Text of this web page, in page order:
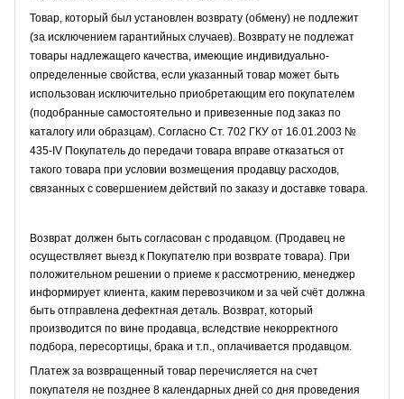
Товар, который был установлен возврату (обмену) не подлежит
(за исключением гарантийных случаев). Возврату не подлежат
товары надлежащего качества, имеющие индивидуально-
определенные свойства, если указанный товар может быть
использован исключительно приобретающим его покупателем
(подобранные самостоятельно и привезенные под заказ по
каталогу или образцам). Согласно Ст. 702 ГКУ от 16.01.2003 №
435-IV Покупатель до передачи товара вправе отказаться от
такого товара при условии возмещения продавцу расходов,
связанных с совершением действий по заказу и доставке товара.
Возврат должен быть согласован с продавцом. (Продавец не
осуществляет выезд к Покупателю при возврате товара). При
положительном решении о приеме к рассмотрению, менеджер
информирует клиента, каким перевозчиком и за чей счёт должна
быть отправлена дефектная деталь. Возврат, который
производится по вине продавца, вследствие некорректного
подбора, пересортицы, брака и т.п., оплачивается продавцом.
Платеж за возвращенный товар перечисляется на счет
покупателя не позднее 8 календарных дней со дня проведения